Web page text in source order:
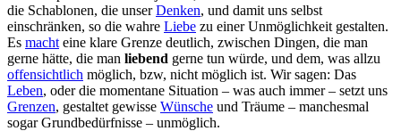
die Schablonen, die unserDenken, und damit uns selbst
einschränken, so die wahre Liebe zu einer Unmöglichkeit gestalten.
Es macht eine klare Grenze deutlich, zwischen Dingen, die man
gerne hätte, die man liebend gerne tun würde, und dem, was allzu
offensichtlich möglich, bzw, nicht möglich ist. Wir sagen: Das
Leben, oder die momentane Situation – was auch immer – setzt uns
Grenzen, gestaltet gewisse Wünsche und Träume – manchesmal
sogar Grundbedürfnisse – unmöglich.